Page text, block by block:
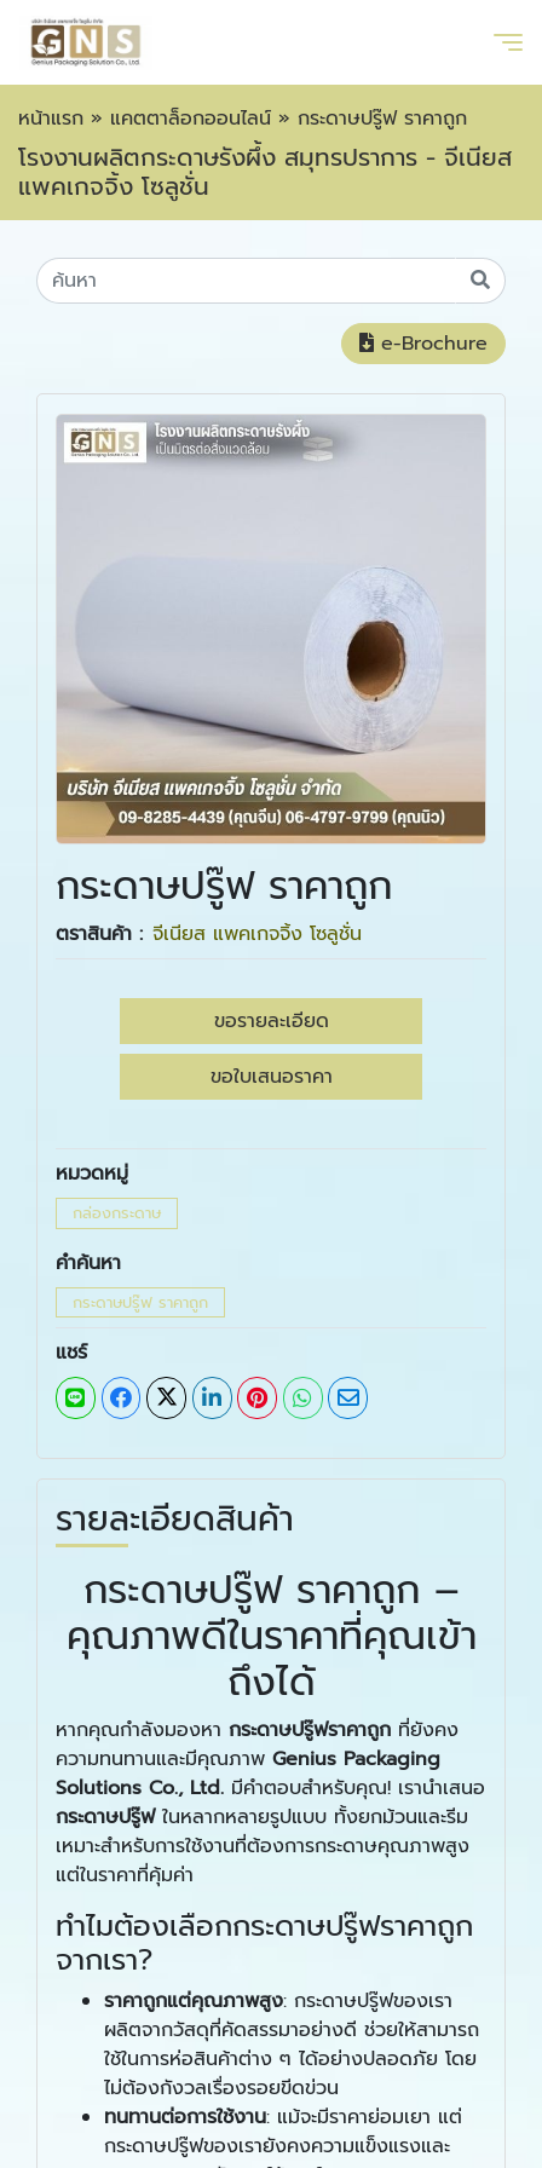
หน้าแรก » แคตตาล็อกออนไลน์ » กระดาษปรู๊ฟ ราคาถูก
โรงงานผลิตกระดาษรังผึ้ง สมุทรปราการ - จีเนียส
แพคเกจจิ้ง โซลูชั่น
e-Brochure
กระดาษปรู๊ฟ ราคาถูก
ตราสินค้า : จีเนียส แพคเกจจิ้ง โซลูชั่น
ขอรายละเอียด
ขอใบเสนอราคา
หมวดหมู่
กล่องกระดาษ
คำค้นหา
กระดาษปรู๊ฟ ราคาถูก
แชร์
รายละเอียดสินค้า
กระดาษปรู๊ฟ ราคาถูก –
คุณภาพดีในราคาที่คุณเข้า
ถึงได้
หากคุณกำลังมองหา กระดาษปรู๊ฟราคาถูก ที่ยังคง
ความทนทานและมีคุณภาพ Genius Packaging
Solutions Co., Ltd. มีคำตอบสำหรับคุณ! เรานำเสนอ
กระดาษปรู๊ฟในหลากหลายรูปแบบ ทั้งยกม้วนและรีม
เหมาะสำหรับการใช้งานที่ต้องการกระดาษคุณภาพสูง
แต่ในราคาที่คุ้มค่า
ทำไมต้องเลือกกระดาษปรู๊ฟราคาถูก
จากเรา?
ราคาถูกแต่คุณภาพสูง: กระดาษปรู๊ฟของเรา
ผลิตจากวัสดุที่คัดสรรมาอย่างดี ช่วยให้สามารถ
ใช้ในการห่อสินค้าต่าง ๆ ได้อย่างปลอดภัย โดย
ไม่ต้องกังวลเรื่องรอยขีดข่วน
ทนทานต่อการใช้งาน: แม้จะมีราคาย่อมเยา แต่
กระดาษปรู๊ฟของเรายังคงความแข็งแรงและ